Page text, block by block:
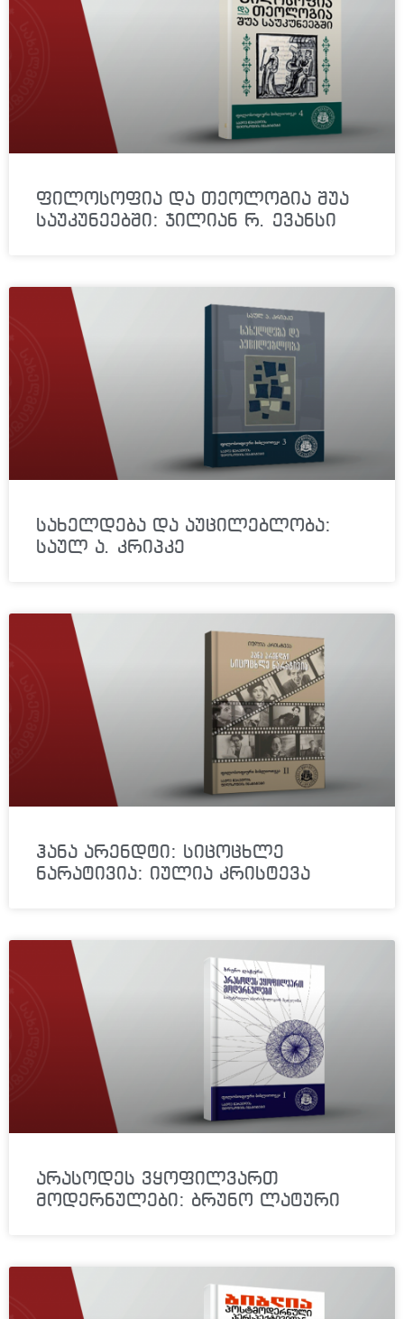
ფილოსოფია და თეოლოგია შუა
საუკუნეებში: ჯილიან რ. ევანსი
სახელდება და აუცილებლობა:
საულ ა. კრიპკე
ჰანა არენდტი: სიცოცხლე
ნარატივია: იულია კრისტევა
არასოდეს ვყოფილვართ
მოდერნულები: ბრუნო ლატური